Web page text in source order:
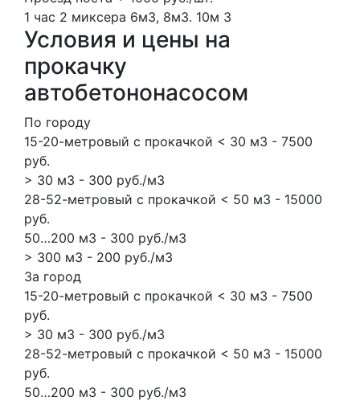
1 час 2 миксера 6м3, 8м3. 10м 3
Условия и цены на
прокачку
автобетононасосом
По городу
15-20-метровый с прокачкой < 30 м3 - 7500
руб.
> 30 м3 - 300 руб./м3
28-52-метровый с прокачкой < 50 м3 - 15000
руб.
50…200 м3 - 300 руб./м3
> 300 м3 - 200 руб./м3
За город
15-20-метровый с прокачкой < 30 м3 - 7500
руб.
> 30 м3 - 300 руб./м3
28-52-метровый с прокачкой < 50 м3 - 15000
руб.
50…200 м3 - 300 руб./м3